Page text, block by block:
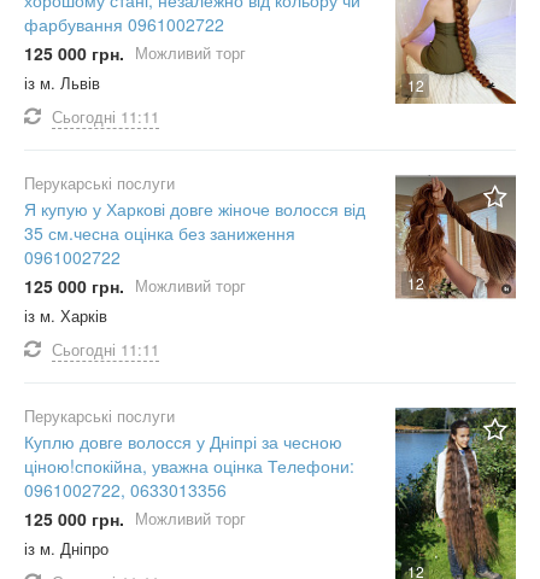
12
фарбування 0961002722
125 000 грн. Можливий торг
із м. Львів
Сьогодні 11:11
12
Перукарські послуги
Я купую у Харкові довге жіноче волосся від
35 см.чесна оцінка без заниження
0961002722
125 000 грн. Можливий торг
із м. Харків
Сьогодні 11:11
12
Перукарські послуги
Куплю довге волосся у Дніпрі за чесною
ціною!спокійна, уважна оцінка Телефони:
0961002722, 0633013356
125 000 грн. Можливий торг
із м. Дніпро